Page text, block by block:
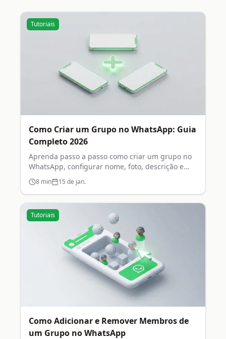
Tutoriais
Como Criar um Grupo no WhatsApp: Guia
Completo 2026
Aprenda passo a passo como criar um grupo no
WhatsApp, configurar nome, foto, descrição e
permissões de administrador.
8 min 15 de jan.
Tutoriais
Como Adicionar e Remover Membros de
um Grupo no WhatsApp